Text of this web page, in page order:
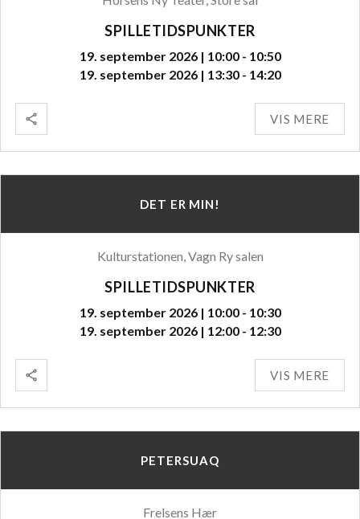
SPILLETIDSPUNKTER
19. september 2026 | 10:00 - 10:50
19. september 2026 | 13:30 - 14:20
VIS MERE
DET ER MIN!
Kulturstationen, Vagn Ry salen
SPILLETIDSPUNKTER
19. september 2026 | 10:00 - 10:30
19. september 2026 | 12:00 - 12:30
VIS MERE
PETERSUAQ
Frelsens Hær